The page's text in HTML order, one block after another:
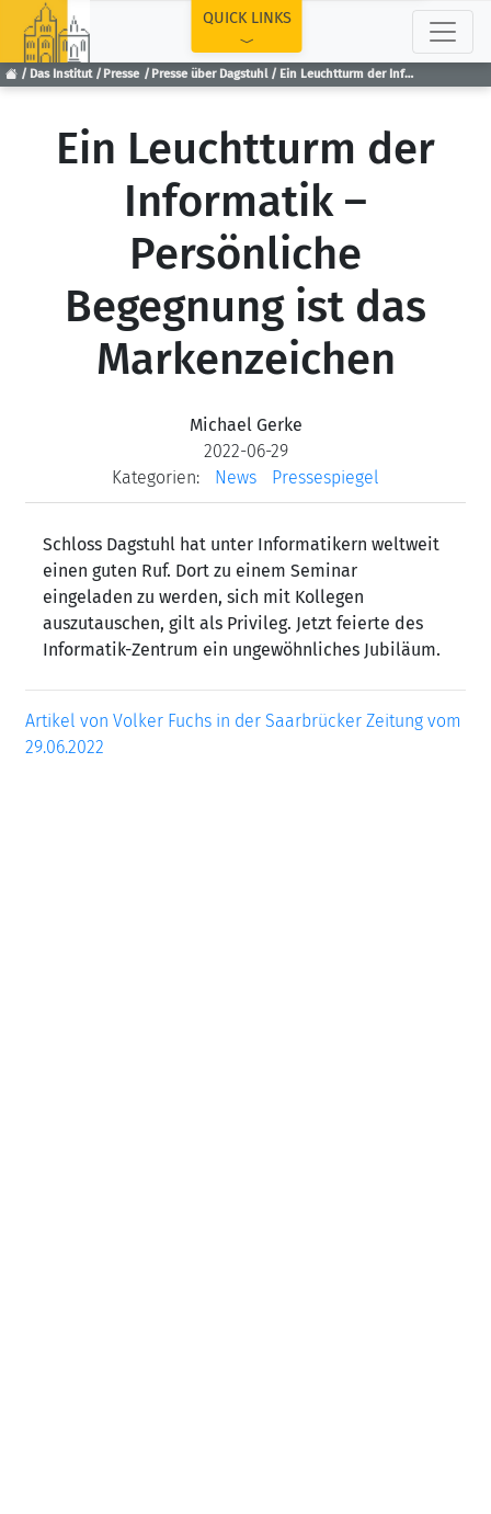
Das Institut Presse Presse über Dagstuhl Ein Leuchtturm der Informatik – Persönliche Begegnung ist das Markenzeichen
QUICK LINKS
Ein Leuchtturm der
Informatik –
Persönliche
Begegnung ist das
Markenzeichen
Michael Gerke
2022-06-29
Kategorien:
News Pressespiegel
Schloss Dagstuhl hat unter Informatikern weltweit
einen guten Ruf. Dort zu einem Seminar
eingeladen zu werden, sich mit Kollegen
auszutauschen, gilt als Privileg. Jetzt feierte des
Informatik-Zentrum ein ungewöhnliches Jubiläum.
Artikel von Volker Fuchs in der Saarbrücker Zeitung vom
29.06.2022